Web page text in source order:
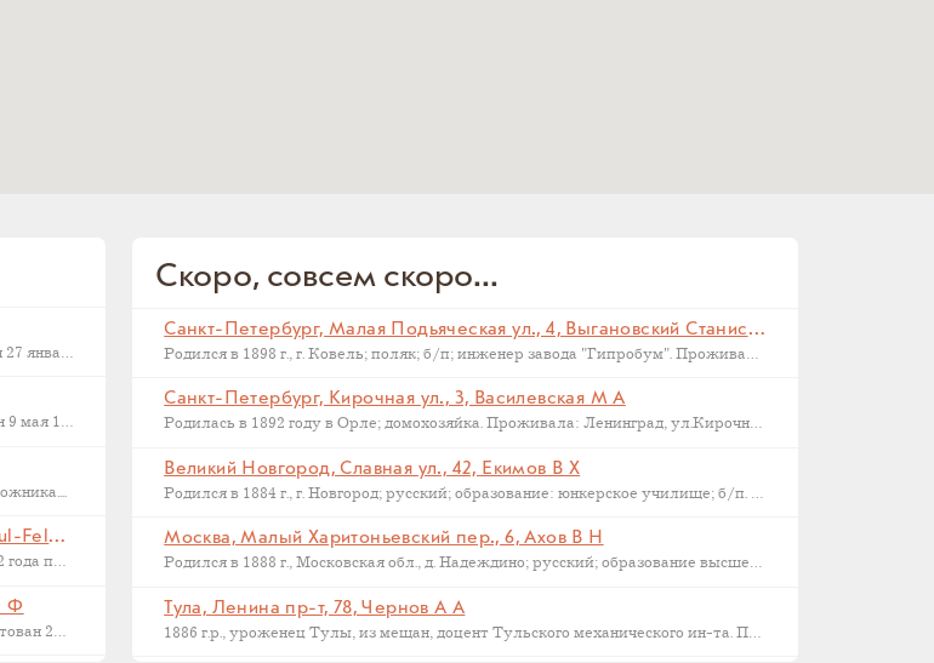
Последний адрес Дмитрия Федоровича Макарова, шофера. Арестован 27 января 1937...
Последний адрес Захара Петровича Филиппова, инженера. Арестован 9 мая 1933...
Франкфурт на Одере, Германия, Франкфурт-на-Одере,Paul-Feldner-Straße, 13, Кампиони Х Г
Последний адрес Хорста Кампиони, фотожурналиста. 26 декабря 1952 года приговорен...
Ф
Последний адрес Федора Федоровича Фогт-Витлока, инженера. Арестован 27 июня...
Скоро, совсем скоро...
Санкт-Петербург, Малая Подьяческая ул., 4, Выгановский Станислав С (
Родился в 1898 г., г. Ковель; поляк; б/п; инженер завода "Гипробум". Проживал: Ленинград, Малая Подьяческая ул., д.4, кв.18. Арестован 16 сентября 1937 г. Приговорен: Комиссия НКВД и прокуратуры СССР 23 сентября 1937 г., обв.: 58-6-9-11 УК РСФСР. Расстрелян 28 сентября 1937 г. Реабилитирован 16.09.1957.
Санкт-Петербург, Кирочная ул., 3, Василевская М А
Родилась в 1892 году в Орле; домохозяйка. Проживала: Ленинград, ул.Кирочная, д.3, кв.2. Арестована: сентябрь-ноябрь 1937 года. Была сослана в Казахстан как ЧСИР. Умерла в 1944-45 г, село Манкент, Южный Казахстан.
Великий Новгород, Славная ул., 42, Екимов В Х
Родился в 1884 г., г. Новгород; русский; образование: юнкерское училище; б/п. Счетовод леспромхоза. Проживал: г. Новгород. Арестован 18 марта 1931 г. Приговорен: 23 апреля 1931 г. Приговор: Дело прекращено, освобожден. Бухгалтер артели "Сапожник". Арестован 2 апреля 1938 г. Приговор: ВМН.
Москва, Малый Харитоньевский пер., 6, Ахов В Н
Родился в 1888 г., Московская обл., д. Надеждино; русский; образование высшее; член ВКП(б); преподаватель Военной Академии РККА. Проживал: Москва, ул. М. Харитоньевская, 6-4. Арестован 31 декабря 1932 г. Приговорен: Коллегией ОГПУ 17 февраля 1933 г., обв.: террористической деятельности, к.-р. агитации и пропаганде. Расстрелян 21 марта 1933 г. Место захоронения – Москва, Ваганьковское кладбище. Реабилитирован 6 марта 1958 г.
Тула, Ленина пр-т, 78, Чернов А А
1886 г.р., уроженец Тулы, из мещан, доцент Тульского механического ин-та. Проживал: Тула, ул. Коммунаров 122, кв. 17. Арестован 24 января 1938 г. Обвинение: участник контрреволюционной эсеровской организации г. Тулы. Дата смерти – 9 октября 1938 года. Реабилитирован в 1955 году.